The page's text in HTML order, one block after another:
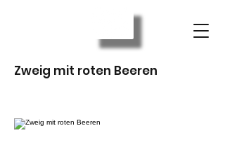
Zweig mit roten Beeren